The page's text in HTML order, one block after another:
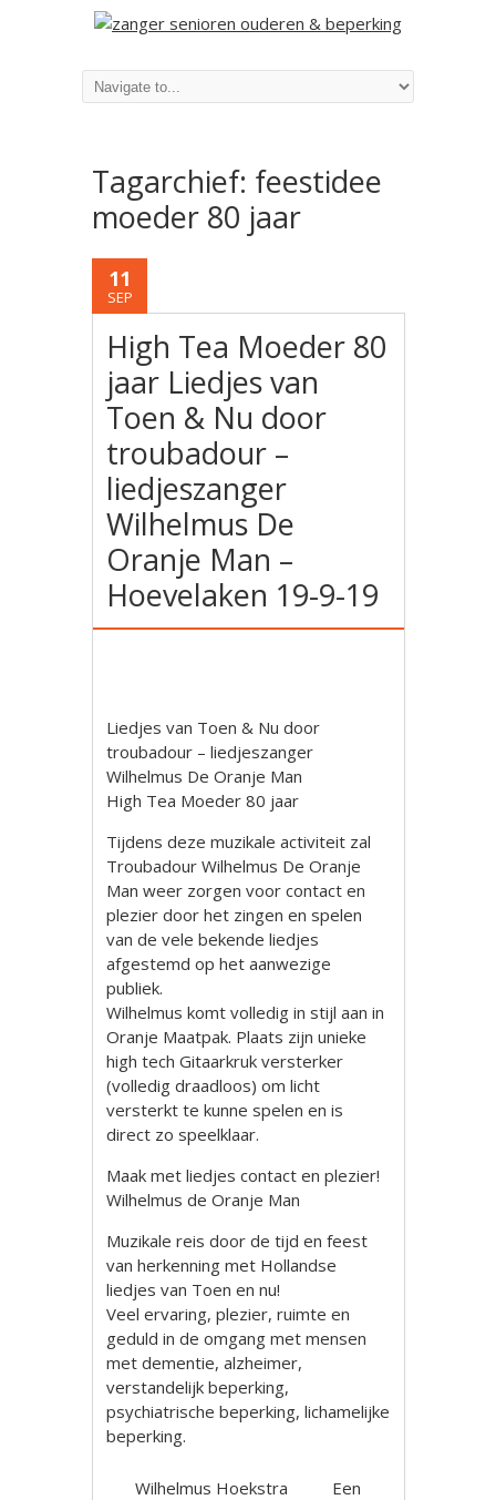
Tagarchief: feestidee
moeder 80 jaar
11
SEP
High Tea Moeder 80
jaar Liedjes van
Toen & Nu door
troubadour –
liedjeszanger
Wilhelmus De
Oranje Man –
Hoevelaken 19-9-19
Liedjes van Toen & Nu door
troubadour – liedjeszanger
Wilhelmus De Oranje Man
High Tea Moeder 80 jaar
Tijdens deze muzikale activiteit zal
Troubadour Wilhelmus De Oranje
Man weer zorgen voor contact en
plezier door het zingen en spelen
van de vele bekende liedjes
afgestemd op het aanwezige
publiek.
Wilhelmus komt volledig in stijl aan in
Oranje Maatpak. Plaats zijn unieke
high tech Gitaarkruk versterker
(volledig draadloos) om licht
versterkt te kunne spelen en is
direct zo speelklaar.
Maak met liedjes contact en plezier!
Wilhelmus de Oranje Man
Muzikale reis door de tijd en feest
van herkenning met Hollandse
liedjes van Toen en nu!
Veel ervaring, plezier, ruimte en
geduld in de omgang met mensen
met dementie, alzheimer,
verstandelijk beperking,
psychiatrische beperking, lichamelijke
beperking.
Wilhelmus Hoekstra
Een